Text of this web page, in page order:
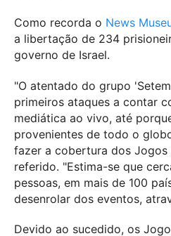
Como recorda o News
a libertação de 234
governo de Israel.
"O atentado do grupo
primeiros ataques a contar
mediática ao vivo, até
provenientes de todo o
fazer a cobertura dos Jogos
referido. "Estima-se que
pessoas, em mais de 100
desenrolar dos eventos,
Devido ao sucedido, os